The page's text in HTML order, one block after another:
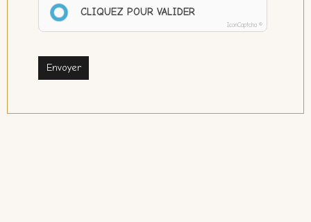
CLIQUEZ POUR VALIDER
IconCaptcha ©
Envoyer